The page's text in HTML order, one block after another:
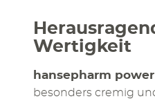
Wertigkeit
hansepharm
besonders cremig